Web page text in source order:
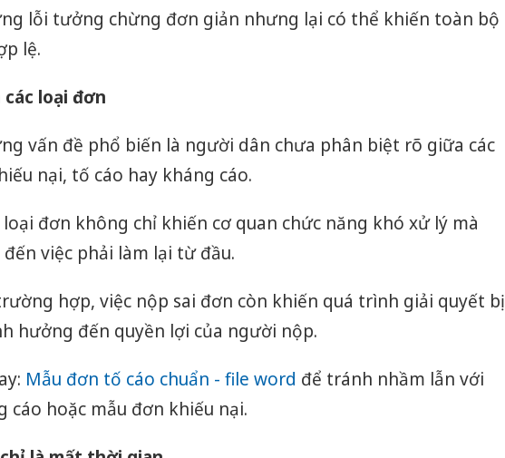
lỗi tưởng chừng đơn giản nhưng lại có thể khiến toàn bộ
lệ.
loại đơn
vấn đề phổ biến là người dân chưa phân biệt rõ giữa các
nại, tố cáo hay kháng cáo.
loại đơn không chỉ khiến cơ quan chức năng khó xử lý mà
việc phải làm lại từ đầu.
hợp, việc nộp sai đơn còn khiến quá trình giải quyết bị
hưởng đến quyền lợi của người nộp.
Mẫu đơn tố cáo chuẩn - file word để tránh nhầm lẫn với
cáo hoặc mẫu đơn khiếu nại.